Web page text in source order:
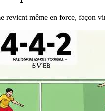
même en force, façon